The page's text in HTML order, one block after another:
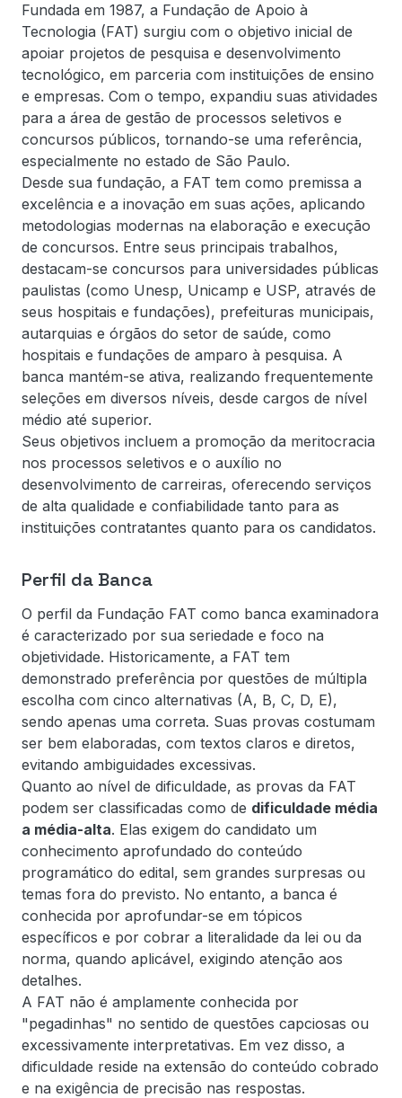
Fundada em 1987, a Fundação de Apoio à
Tecnologia (FAT) surgiu com o objetivo inicial de
apoiar projetos de pesquisa e desenvolvimento
tecnológico, em parceria com instituições de ensino
e empresas. Com o tempo, expandiu suas atividades
para a área de gestão de processos seletivos e
concursos públicos, tornando-se uma referência,
especialmente no estado de São Paulo.
Desde sua fundação, a FAT tem como premissa a
excelência e a inovação em suas ações, aplicando
metodologias modernas na elaboração e execução
de concursos. Entre seus principais trabalhos,
destacam-se concursos para universidades públicas
paulistas (como Unesp, Unicamp e USP, através de
seus hospitais e fundações), prefeituras municipais,
autarquias e órgãos do setor de saúde, como
hospitais e fundações de amparo à pesquisa. A
banca mantém-se ativa, realizando frequentemente
seleções em diversos níveis, desde cargos de nível
médio até superior.
Seus objetivos incluem a promoção da meritocracia
nos processos seletivos e o auxílio no
desenvolvimento de carreiras, oferecendo serviços
de alta qualidade e confiabilidade tanto para as
instituições contratantes quanto para os candidatos.
Perfil da Banca
O perfil da Fundação FAT como banca examinadora
é caracterizado por sua seriedade e foco na
objetividade. Historicamente, a FAT tem
demonstrado preferência por questões de múltipla
escolha com cinco alternativas (A, B, C, D, E),
sendo apenas uma correta. Suas provas costumam
ser bem elaboradas, com textos claros e diretos,
evitando ambiguidades excessivas.
Quanto ao nível de dificuldade, as provas da FAT
podem ser classificadas como de dificuldade média
a média-alta. Elas exigem do candidato um
conhecimento aprofundado do conteúdo
programático do edital, sem grandes surpresas ou
temas fora do previsto. No entanto, a banca é
conhecida por aprofundar-se em tópicos
específicos e por cobrar a literalidade da lei ou da
norma, quando aplicável, exigindo atenção aos
detalhes.
A FAT não é amplamente conhecida por
"pegadinhas" no sentido de questões capciosas ou
excessivamente interpretativas. Em vez disso, a
dificuldade reside na extensão do conteúdo cobrado
e na exigência de precisão nas respostas.